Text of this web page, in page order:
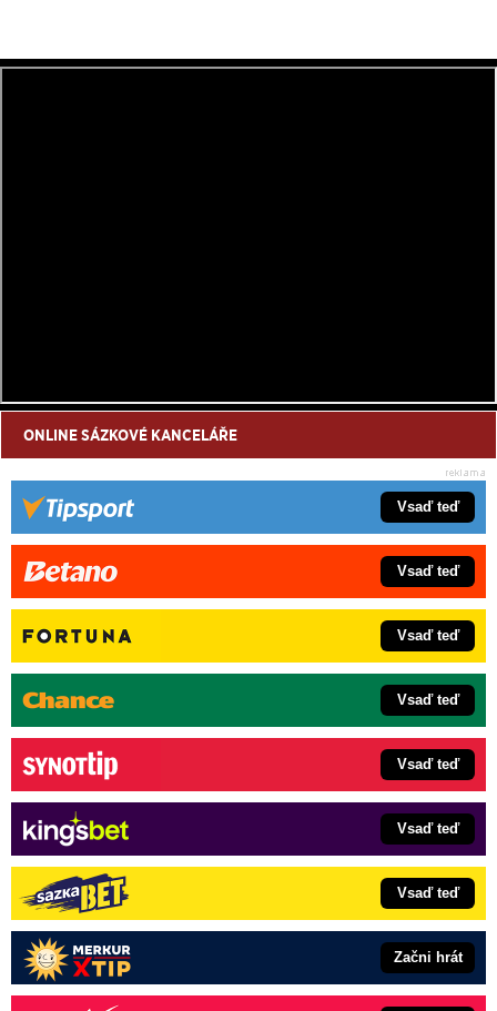
ONLINE SÁZKOVÉ KANCELÁŘE
Vsaď teď
Vsaď teď
Vsaď teď
Vsaď teď
Vsaď teď
Vsaď teď
Vsaď teď
Začni hrát